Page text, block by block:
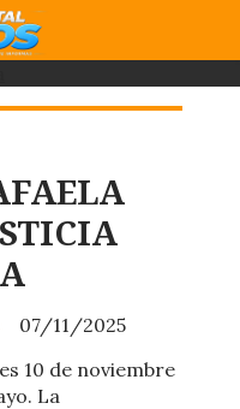
10 de noviembre
La
07/11/2025